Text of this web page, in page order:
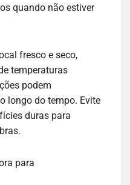
quando não estiver
fresco e seco,
temperaturas
podem
longo do tempo. Evite
duras para
para